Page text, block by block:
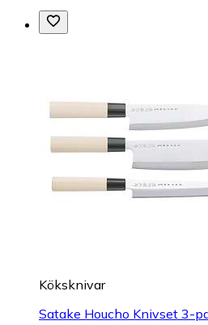
Köksknivar
Satake Houcho Knivset 3-